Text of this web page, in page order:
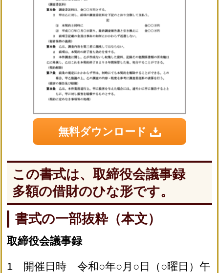
無料ダウンロード
この書式は、取締役会議事録
多額の借財のひな形です。
書式の一部抜粋（本文）
取締役会議事録
1 開催日時 令和○年○月○日（○曜日）午